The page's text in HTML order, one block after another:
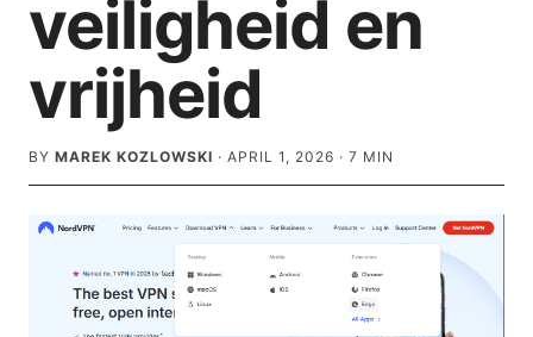
veiligheid en
vrijheid
BY MAREK KOZLOWSKI · APRIL 1, 2026 · 7 MIN